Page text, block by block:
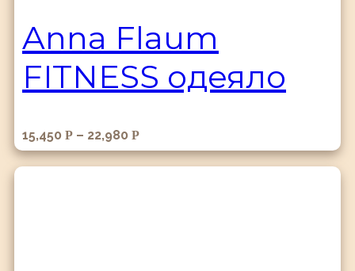
Anna Flaum
FITNESS одеяло
15,450 Р – 22,980 Р